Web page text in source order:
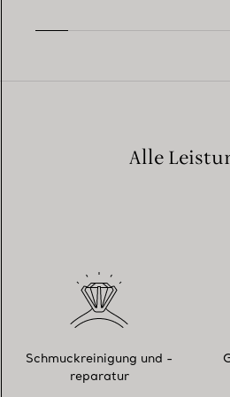
Alle
Schmuckreinigung und -
reparatur